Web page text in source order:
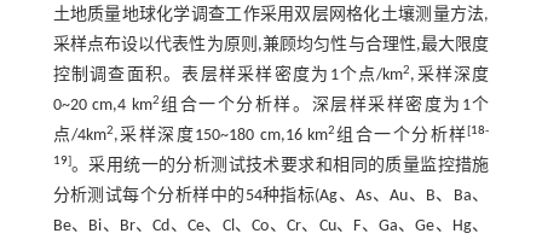
土地质量地球化学调查工作采用双层网格化土壤测量方法,
采样点布设以代表性为原则,兼顾均匀性与合理性,最大限度
控制调查面积。表层样采样密度为1个点/km2,采样深度
0~20 cm,4 km2组合一个分析样。深层样采样密度为1个
点/4km2,采样深度150~180 cm,16 km2组合一个分析样[18-
19]。采用统一的分析测试技术要求和相同的质量监控措施
分析测试每个分析样中的54种指标(Ag、As、Au、B、Ba、
Be、Bi、Br、Cd、Ce、Cl、Co、Cr、Cu、F、Ga、Ge、Hg、